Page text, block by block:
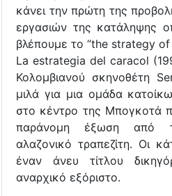
κάνει την πρώτη της
εργασιών της κατάληψης
βλέπουμε το “the strategy of
La estrategia del caracol
Κολομβιανού σκηνοθέτη
μιλά για μια ομάδα
στο κέντρο της Μπογκοτά
παράνομη έξωση από
αλαζονικό τραπεζίτη. Οι
έναν άνευ τίτλου
αναρχικό εξόριστο.